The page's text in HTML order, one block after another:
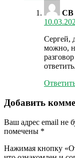
СВ
Сергей,
можно,
ответить.
Добавить
Ваш адрес email не
помечены *
Нажимая кнопку